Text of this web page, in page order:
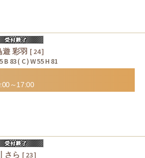
遊 彩羽 [ 24 ]
B 83 ( C ) W 55 H 81
～17:00
さら [ 23 ]